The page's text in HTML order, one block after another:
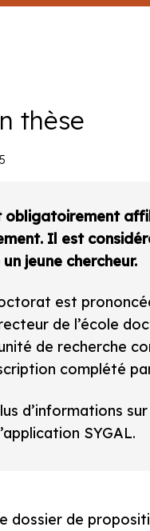
thèse
Il est
jeune chercheur.
est
de l’école
de recherche
complété
d’informations
SYGAL.
dossier de